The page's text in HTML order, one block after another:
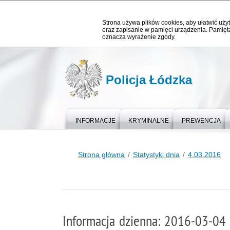
Strona używa plików cookies, aby ułatwić
oraz zapisanie w pamięci urządzenia.
oznacza wyrażenie zgody.
Policja Łódzka
INFORMACJE KRYMINALNE PREWENCJA
Strona główna Statystyki dnia 4.03.2016
Informacja dzienna: 2016-03-04